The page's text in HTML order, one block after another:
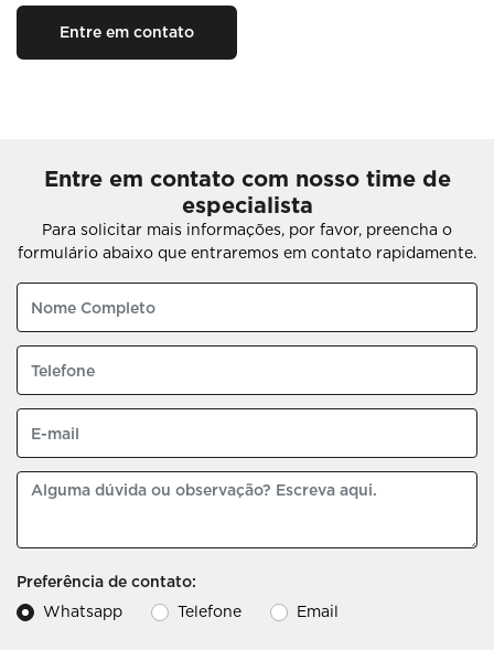
Entre em contato
Entre em contato com nosso time de
especialista
Para solicitar mais informações, por favor, preencha o
formulário abaixo que entraremos em contato rapidamente.
Preferência de contato:
Whatsapp
Telefone Email